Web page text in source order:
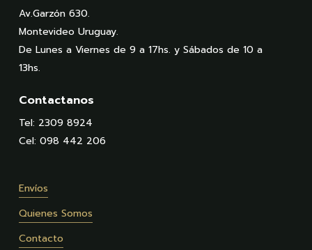
Av.Garzón 630.
Montevideo Uruguay.
De Lunes a Viernes de 9 a 17hs. y Sábados de 10 a
13hs.
Contactanos
Tel: 2309 8924
Cel: 098 442 206
Envíos
Quienes Somos
Contacto